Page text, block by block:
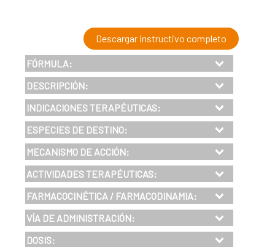
Descargar instructivo completo
FÓRMULA:
DESCRIPCIÓN:
INDICACIONES TERAPÉUTICAS:
ESPECIES DE DESTINO:
MECANISMO DE ACCIÓN:
ACTIVIDADES TERAPÉUTICAS:
FARMACOCINÉTICA / FARMACODINAMIA:
VÍA DE ADMINISTRACIÓN:
DOSIS: